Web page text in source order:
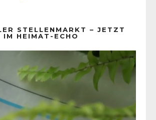
STELLENMARKT – JETZT
IM HEIMAT-ECHO
Player